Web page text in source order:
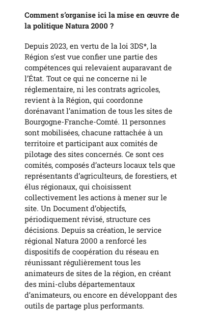
Comment s’organise ici la mise en œuvre de
la politique Natura 2000 ?
Depuis 2023, en vertu de la loi 3DS*, la
Région s’est vue confier une partie des
compétences qui relevaient auparavant de
l’État. Tout ce qui ne concerne ni le
réglementaire, ni les contrats agricoles,
revient à la Région, qui coordonne
dorénavant l’animation de tous les sites de
Bourgogne-Franche-Comté. 11 personnes
sont mobilisées, chacune rattachée à un
territoire et participant aux comités de
pilotage des sites concernés. Ce sont ces
comités, composés d’acteurs locaux tels que
représentants d’agriculteurs, de forestiers, et
élus régionaux, qui choisissent
collectivement les actions à mener sur le
site. Un Document d’objectifs,
périodiquement révisé, structure ces
décisions. Depuis sa création, le service
régional Natura 2000 a renforcé les
dispositifs de coopération du réseau en
réunissant régulièrement tous les
animateurs de sites de la région, en créant
des mini-clubs départementaux
d’animateurs, ou encore en développant des
outils de partage plus performants.